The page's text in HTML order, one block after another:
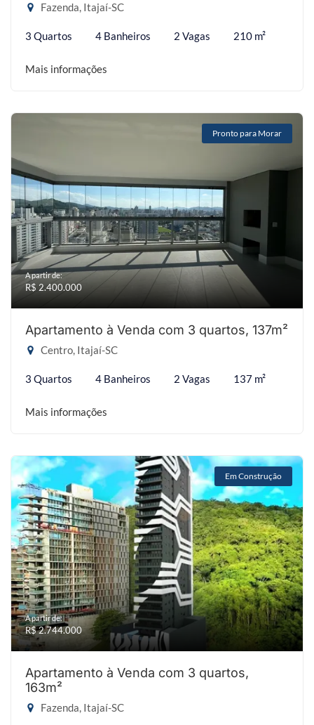
Fazenda, Itajaí-SC
3 Quartos 4 Banheiros 2 Vagas 210 m²
Mais informações
Pronto para Morar
A partir de:
R$ 2.400.000
Apartamento à Venda com 3 quartos, 137m²
Centro, Itajaí-SC
3 Quartos 4 Banheiros 2 Vagas 137 m²
Mais informações
Em Construção
A partir de:
R$ 2.744.000
Apartamento à Venda com 3 quartos,
163m²
Fazenda, Itajaí-SC